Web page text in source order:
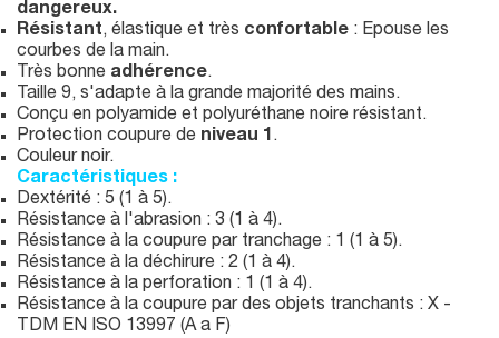
dangereux.
Résistant, élastique et très confortable : Epouse les
courbes de la main.
Très bonne adhérence.
Taille 9, s'adapte à la grande majorité des mains.
Conçu en polyamide et polyuréthane noire résistant.
Protection coupure de niveau 1.
Couleur noir.
Caractéristiques :
Dextérité : 5 (1 à 5).
Résistance à l'abrasion : 3 (1 à 4).
Résistance à la coupure par tranchage : 1 (1 à 5).
Résistance à la déchirure : 2 (1 à 4).
Résistance à la perforation : 1 (1 à 4).
Résistance à la coupure par des objets tranchants : X -
TDM EN ISO 13997 (A a F)